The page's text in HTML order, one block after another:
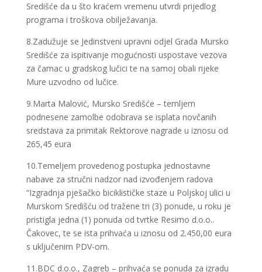
Središće da u što kraćem vremenu utvrdi prijedlog
programa i troškova obilježavanja.
8.Zadužuje se Jedinstveni upravni odjel Grada Mursko
Središće za ispitivanje mogućnosti uspostave vezova
za čamac u gradskog lučici te na samoj obali rijeke
Mure uzvodno od lučice.
9.Marta Malović, Mursko Središće – temljem
podnesene zamolbe odobrava se isplata novčanih
sredstava za primitak Rektorove nagrade u iznosu od
265,45 eura
10.Temeljem provedenog postupka jednostavne
nabave za stručni nadzor nad izvođenjem radova
“Izgradnja pješačko biciklističke staze u Poljskoj ulici u
Murskom Središću od tražene tri (3) ponude, u roku je
pristigla jedna (1) ponuda od tvrtke Resimo d.o.o..
Čakovec, te se ista prihvaća u iznosu od 2.450,00 eura
s uključenim PDV-om.
11.BDC d.o.o., Zagreb – prihvaća se ponuda za izradu